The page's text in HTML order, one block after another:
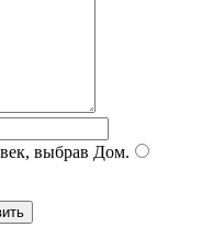
выбрав Дом.